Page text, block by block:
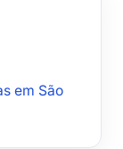
em São